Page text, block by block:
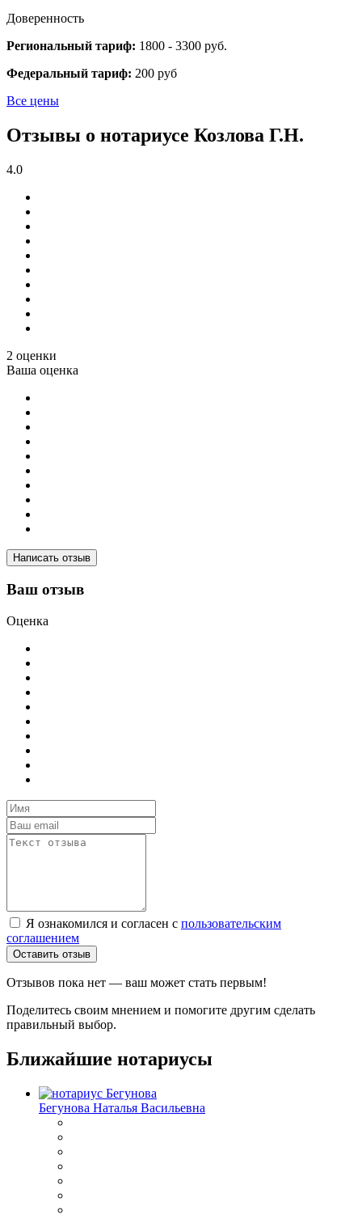
Доверенность
Региональный тариф: 1800 - 3300 руб.
Федеральный тариф: 200 руб
Все цены
Отзывы о нотариусе Козлова Г.Н.
4.0
2 оценки
Ваша оценка
Написать отзыв
Ваш отзыв
Оценка
Я ознакомился и согласен с пользовательским
соглашением
Оставить отзыв
Отзывов пока нет — ваш может стать первым!
Поделитесь своим мнением и помогите другим сделать
правильный выбор.
Ближайшие нотариусы
Бегунова Наталья Васильевна